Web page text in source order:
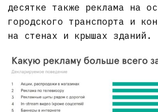
десятке также реклама на
городского транспорта и
на стенах и крышах зданий.